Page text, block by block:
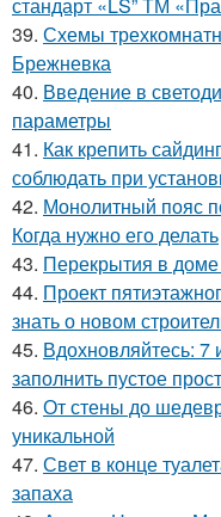
39. Схемы
Брежневка
40. Введение в
параметры
41. Как крепить
соблюдать при
42. Монолитный пояс
Когда нужно его делать
43. Перекрытия в доме
44. Проект
знать о новом
45. Вдохновляйтесь: 7
заполнить пустое
46. От стены до
уникальной
47. Свет в конце
запаха